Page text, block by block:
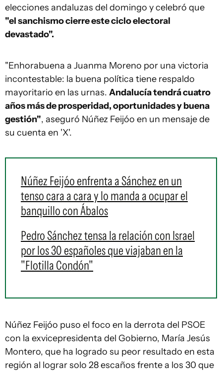
elecciones andaluzas del domingo y celebró que
"el sanchismo cierre este ciclo electoral
devastado".
"Enhorabuena a Juanma Moreno por una victoria
incontestable: la buena política tiene respaldo
mayoritario en las urnas. Andalucía tendrá cuatro
años más de prosperidad, oportunidades y buena
gestión", aseguró Núñez Feijóo en un mensaje de
su cuenta en 'X'.
Núñez Feijóo enfrenta a Sánchez en un
tenso cara a cara y lo manda a ocupar el
banquillo con Ábalos
Pedro Sánchez tensa la relación con Israel
por los 30 españoles que viajaban en la
"Flotilla Condón"
Núñez Feijóo puso el foco en la derrota del PSOE
con la exvicepresidenta del Gobierno, María Jesús
Montero, que ha logrado su peor resultado en esta
región al lograr solo 28 escaños frente a los 30 que